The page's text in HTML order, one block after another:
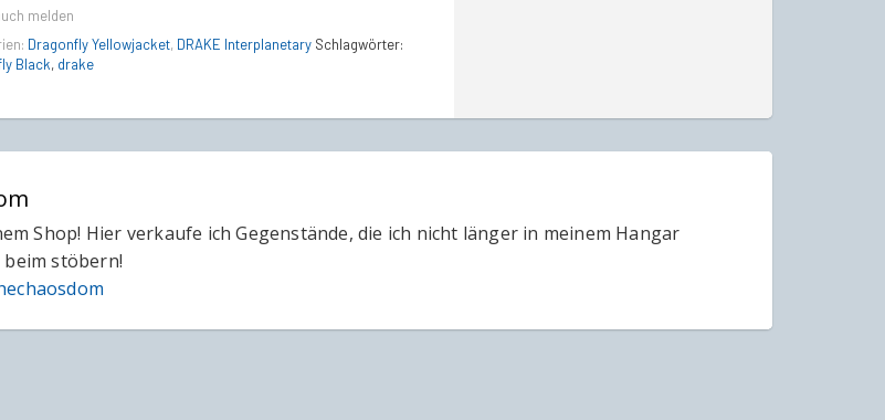
melden
Dragonfly Yellowjacket, DRAKE Interplanetary Schlagwörter:
Black, drake
Shop! Hier verkaufe ich Gegenstände, die ich nicht länger in meinem Hangar
beim stöbern!